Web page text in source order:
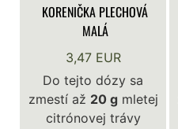
KORENIČKA PLECHOVÁ
MALÁ
3,47 EUR
Do tejto dózy sa
zmestí až 20 gmletej
citrónovej trávy